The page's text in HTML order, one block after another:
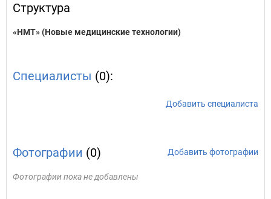
Структура
«НМТ» (Новые медицинские технологии)
Специалисты (0):
Добавить специалиста
Фотографии (0) Добавить фотографии
Фотографии пока не добавлены